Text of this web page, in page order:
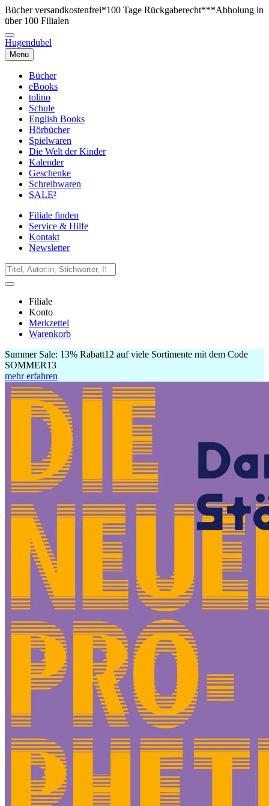
Bücher versandkostenfrei*100 Tage Rückgaberecht***Abholung in
über 100 Filialen
Hugendubel
Menu
Bücher
eBooks
tolino
Schule
English Books
Hörbücher
Spielwaren
Die Welt der Kinder
Kalender
Geschenke
Schreibwaren
SALE²
Filiale finden
Service & Hilfe
Kontakt
Newsletter
Filiale
Konto
Merkzettel
Warenkorb
Summer Sale: 13% Rabatt12 auf viele Sortimente mit dem Code
SOMMER13
mehr erfahren